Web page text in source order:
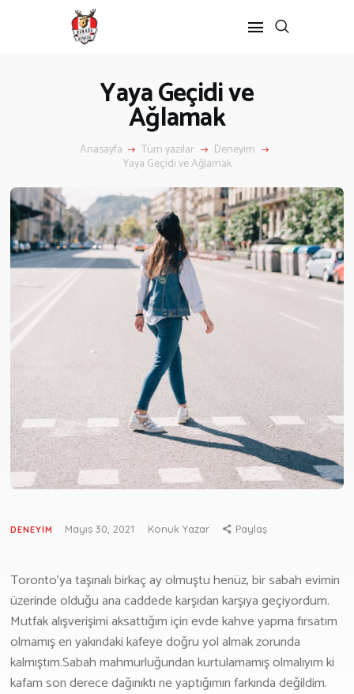
Yaya Geçidi ve
Ağlamak
Anasayfa Tüm yazılar Deneyim
Yaya Geçidi ve Ağlamak
ANASAYFA
KANADA’DA
Kanada’da Eğitim
Eğitim Formu
Göçmenlik Formu
Emlak Formu
GÜNCEL
Haberler
Yaşam
MEDYA
Youtube
Podcast
HAKKIMIZDA
DENEYIM Mayıs 30, 2021 Konuk Yazar Paylaş
Toronto’ya taşınalı birkaç ay olmuştu henüz, bir sabah evimin
üzerinde olduğu ana caddede karşıdan karşıya geçiyordum.
Mutfak alışverişimi aksattığım için evde kahve yapma fırsatım
olmamış en yakındaki kafeye doğru yol almak zorunda
kalmıştım.Sabah mahmurluğundan kurtulamamış olmalıyım ki
kafam son derece dağınıktı ne yaptığımın farkında değildim.